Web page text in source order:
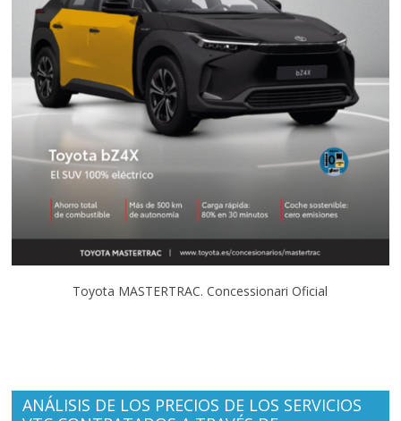
Toyota MASTERTRAC. Concessionari Oficial
ANÁLISIS DE LOS PRECIOS DE LOS SERVICIOS